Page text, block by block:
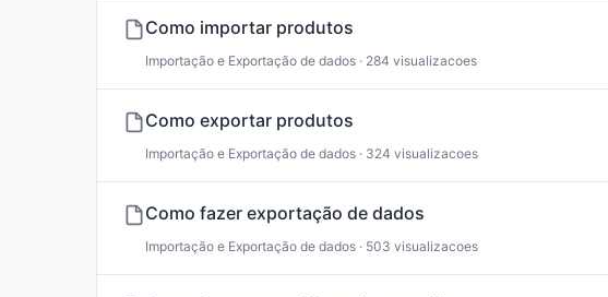
Como importar produtos
Importação e Exportação de dados · 284 visualizacoes
Como exportar produtos
Importação e Exportação de dados · 324 visualizacoes
Como fazer exportação de dados
Importação e Exportação de dados · 503 visualizacoes